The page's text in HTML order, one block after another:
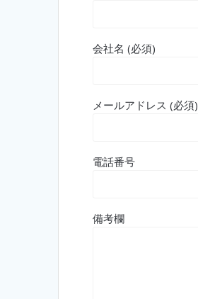
会社名 (必須)
メールアドレス (必須)
電話番号
備考欄